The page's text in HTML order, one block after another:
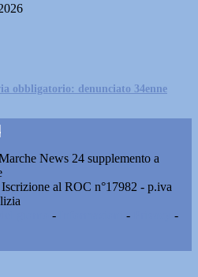
obbligatorio: denunciato 34enne
News 24 supplemento a
al ROC n°17982 - p.iva
- -
-